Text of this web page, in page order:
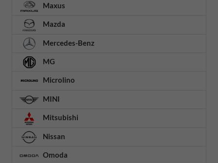
Maxus
Mazda
Mercedes-Benz
MG
Microlino
MINI
Mitsubishi
Nissan
Omoda